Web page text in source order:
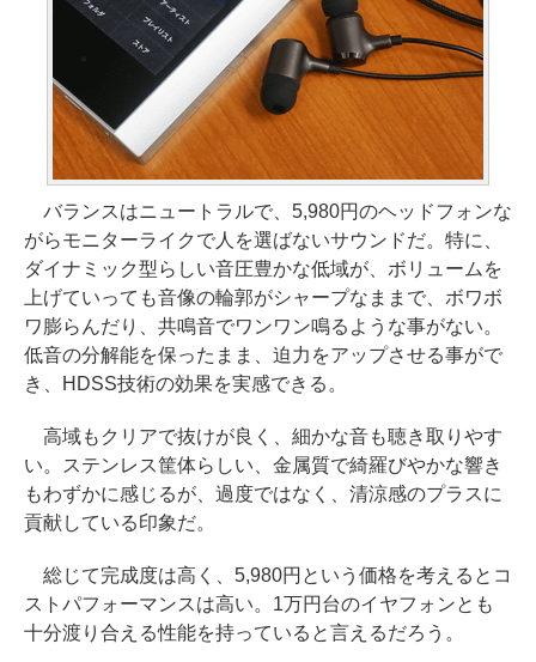
バランスはニュートラルで、5,980円のヘッドフォンな
がらモニターライクで人を選ばないサウンドだ。特に、
ダイナミック型らしい音圧豊かな低域が、ボリュームを
上げていっても音像の輪郭がシャープなままで、ボワボ
ワ膨らんだり、共鳴音でワンワン鳴るような事がない。
低音の分解能を保ったまま、迫力をアップさせる事がで
き、HDSS技術の効果を実感できる。
高域もクリアで抜けが良く、細かな音も聴き取りやす
い。ステンレス筐体らしい、金属質で綺羅びやかな響き
もわずかに感じるが、過度ではなく、清涼感のプラスに
貢献している印象だ。
総じて完成度は高く、5,980円という価格を考えるとコ
ストパフォーマンスは高い。1万円台のイヤフォンとも
十分渡り合える性能を持っていると言えるだろう。